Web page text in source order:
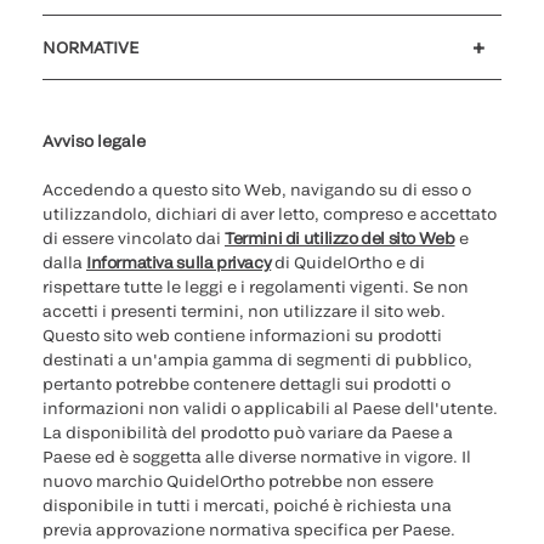
NORMATIVE
Avviso legale
Accedendo a questo sito Web, navigando su di esso o
utilizzandolo, dichiari di aver letto, compreso e accettato
di essere vincolato dai Termini di utilizzo del sito Webe
dalla Informativa sulla privacydi QuidelOrtho e di
rispettare tutte le leggi e i regolamenti vigenti. Se non
accetti i presenti termini, non utilizzare il sito web.
Questo sito web contiene informazioni su prodotti
destinati a un'ampia gamma di segmenti di pubblico,
pertanto potrebbe contenere dettagli sui prodotti o
informazioni non validi o applicabili al Paese dell'utente.
La disponibilità del prodotto può variare da Paese a
Paese ed è soggetta alle diverse normative in vigore. Il
nuovo marchio QuidelOrtho potrebbe non essere
disponibile in tutti i mercati, poiché è richiesta una
previa approvazione normativa specifica per Paese.